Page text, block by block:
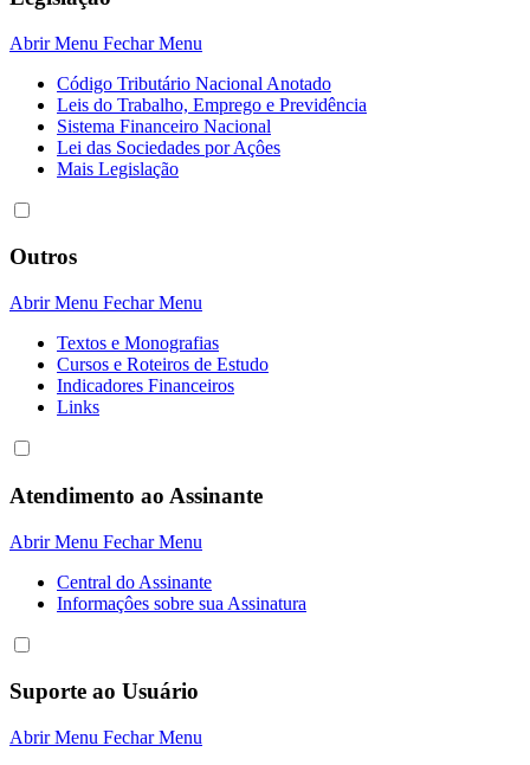
Abrir Menu Fechar Menu
Código Tributário Nacional Anotado
Leis do Trabalho, Emprego e Previdência
Sistema Financeiro Nacional
Lei das Sociedades por Açôes
Mais Legislação
Outros
Abrir Menu Fechar Menu
Textos e Monografias
Cursos e Roteiros de Estudo
Indicadores Financeiros
Links
Atendimento ao Assinante
Abrir Menu Fechar Menu
Central do Assinante
Informaçôes sobre sua Assinatura
Suporte ao Usuário
Abrir Menu Fechar Menu